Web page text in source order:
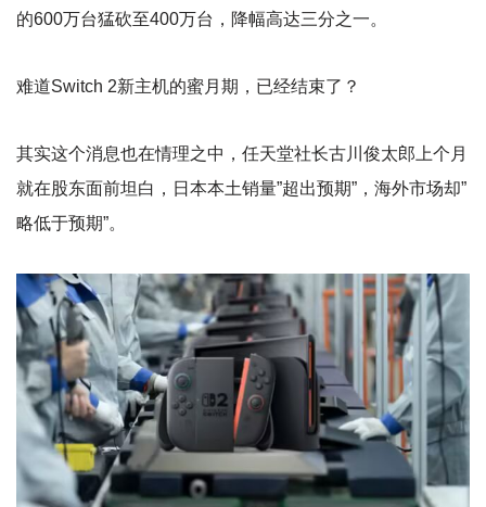
的600万台猛砍至400万台，降幅高达三分之一。
难道Switch 2新主机的蜜月期，已经结束了？
其实这个消息也在情理之中，任天堂社长古川俊太郎上个月
就在股东面前坦白，日本本土销量”超出预期”，海外市场却”
略低于预期”。